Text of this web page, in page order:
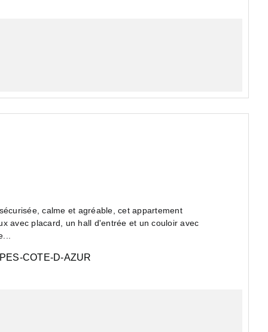
calme et agréable, cet appartement
avec placard, un hall d'entrée et un couloir avec
COTE-D-AZUR